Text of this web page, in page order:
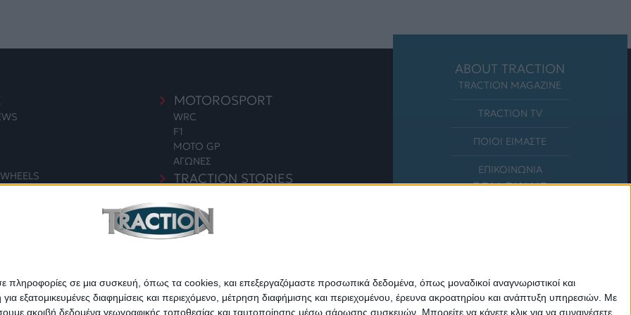
πληροφορίες σε μια συσκευή, όπως τα cookies, και επεξεργαζόμαστε προσωπικά δεδομένα, όπως μοναδικοί αναγνωριστικοί και
διαφημίσεις και περιεχόμενο, μέτρηση διαφήμισης και περιεχομένου, έρευνα ακροατηρίου και ανάπτυξη υπηρεσιών. Με
ακριβή δεδομένα γεωγραφικής τοποθεσίας και ταυτοποίησης μέσω σάρωσης συσκευών. Μπορείτε να κάνετε κλικ για να συναινέσετε
MOTOROSPORT
WRC
F1
MOTO GP
ΑΓΩΝΕΣ
TRACTION STORIES
BLOG
LONG READS
ΣΥΝΕΝΤΕΥΞΕΙΣ
ABOUT TRACTION
TRACTION MAGAZINE
TRACTION TV
ΠΟΙΟΙ ΕΙΜΑΣΤΕ
ΕΠΙΚΟΙΝΩΝΙΑ
FOLLOW US